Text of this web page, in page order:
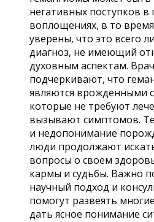
негативных поступков
воплощениях, в то
уверены, что это всего
диагноз, не имеющий
духовным аспектам.
подчеркивают, что
являются врожденными
которые не требуют
вызывают симптомов.
и недопонимание
люди продолжают
вопросы о своем
кармы и судьбы. Важно
научный подход и
помогут развеять
дать ясное понимание